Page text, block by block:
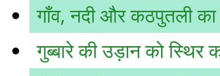
गाँव, नदी और कठपुतली का
गुब्बारे की उड़ान को स्थिर